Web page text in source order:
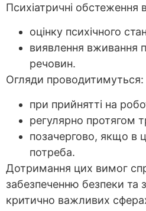
Психіатричні обстеження
оцінку психічного
виявлення вживання
речовин.
Огляди проводитимуться:
при прийнятті на
регулярно протягом
позачергово, якщо в
потреба.
Дотримання цих вимог
забезпеченню безпеки та
критично важливих